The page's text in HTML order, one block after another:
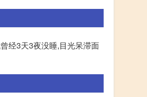
经3天3夜没睡,目光呆滞面